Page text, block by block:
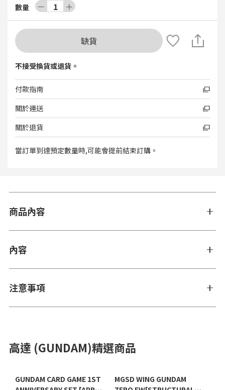
數量 － 1 ＋
缺貨
不接受換貨或退貨。
付款指南
關於運送
關於退貨
當訂單到達預定數量時,可能會提前結束訂購。
商品內容
內容
注意事項
高達 (GUNDAM)精選商品
GUNDAM CARD GAME 1ST
MGSD WING GUNDAM